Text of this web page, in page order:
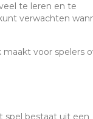
te leren en te
verwachten
voor spelers
spel bestaat uit een